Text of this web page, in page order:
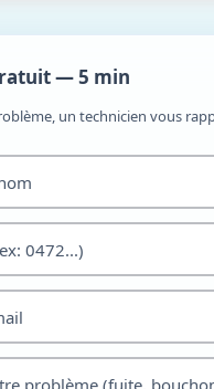
— 5 min
un technicien vous